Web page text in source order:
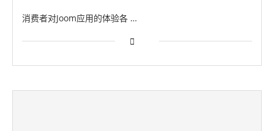
消费者对Joom应用的体验各 …